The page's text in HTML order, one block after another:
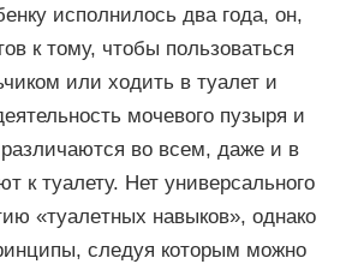
исполнилось два года, он,
к тому, чтобы пользоваться
или ходить в туалет и
мочевого пузыря и
во всем, даже и в
к туалету. Нет универсального
«туалeтных навыков», однако
следуя которым можно